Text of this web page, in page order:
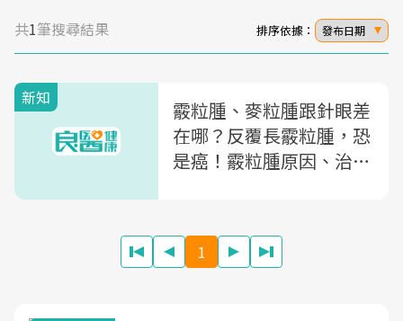
共1筆搜尋結果 排序依據： 發布日期
新知
霰粒腫、麥粒腫跟針眼差
在哪？反覆長霰粒腫，恐
是癌！霰粒腫原因、治療
1